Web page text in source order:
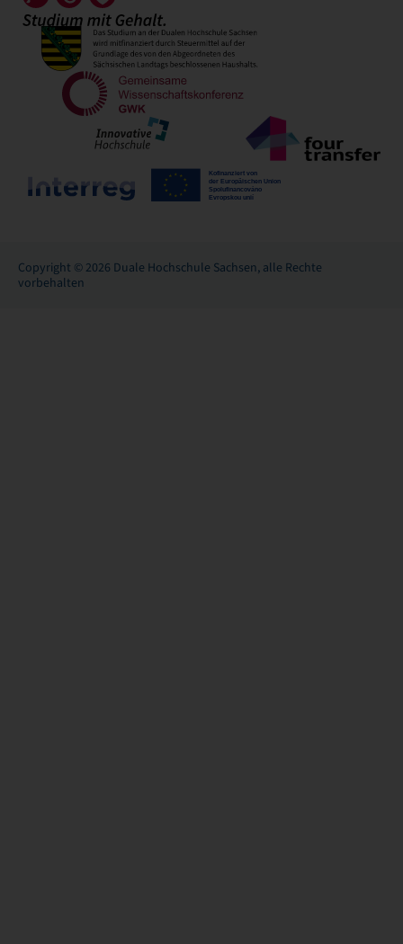
Copyright © 2026 Duale Hochschule Sachsen, alle Rechte
vorbehalten